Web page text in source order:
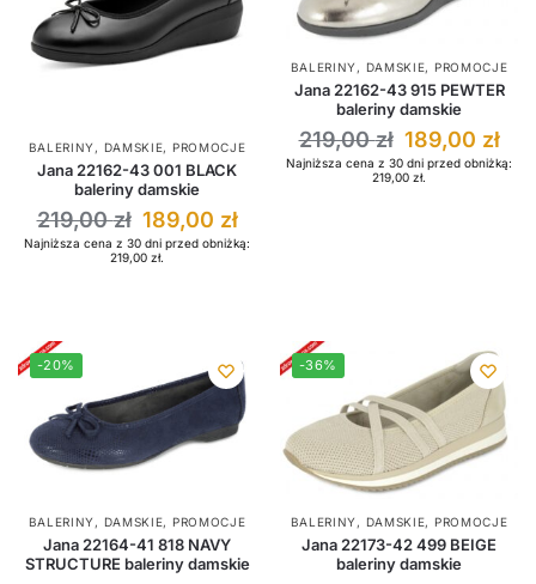
BALERINY , DAMSKIE, PROMOCJE
Jana 22162-43 001 BLACK
baleriny damskie
219,00zł 189,00 zł
Najniższa cena z 30 dni przed obniżką:
219,00 zł.
BALERINY , DAMSKIE, PROMOCJE
Jana 22162-43 915 PEWTER
baleriny damskie
219,00zł 189,00 zł
Najniższa cena z 30 dni przed obniżką:
219,00 zł.
-20%
BALERINY , DAMSKIE, PROMOCJE
Jana 22164-41 818 NAVY
STRUCTURE baleriny damskie
-36%
BALERINY , DAMSKIE, PROMOCJE
Jana 22173-42 499 BEIGE
baleriny damskie